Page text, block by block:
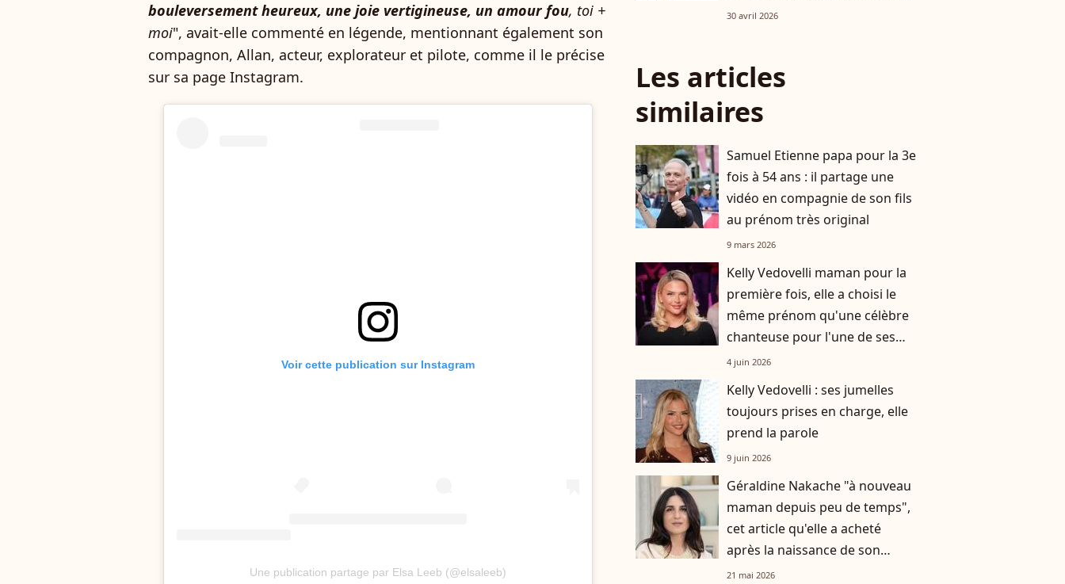
bouleversement heureux, une joie vertigineuse, un amour fou, toi +
moi", avait-elle commenté en légende, mentionnant également son
compagnon, Allan, acteur, explorateur et pilote, comme il le précise
sur sa page Instagram.
Voir cette publication sur Instagram
Une publication partage par Elsa Leeb (@elsaleeb)
de Savoie
30 avril 2026
Les articles
similaires
Samuel Etienne papa pour la 3e
fois à 54 ans : il partage une
vidéo en compagnie de son fils
au prénom très original
9 mars 2026
Kelly Vedovelli maman pour la
première fois, elle a choisi le
même prénom qu'une célèbre
chanteuse pour l'une de ses
jumelles
4 juin 2026
Kelly Vedovelli : ses jumelles
toujours prises en charge, elle
prend la parole
9 juin 2026
Géraldine Nakache "à nouveau
maman depuis peu de temps",
cet article qu'elle a acheté
après la naissance de son
troisième enfant
21 mai 2026